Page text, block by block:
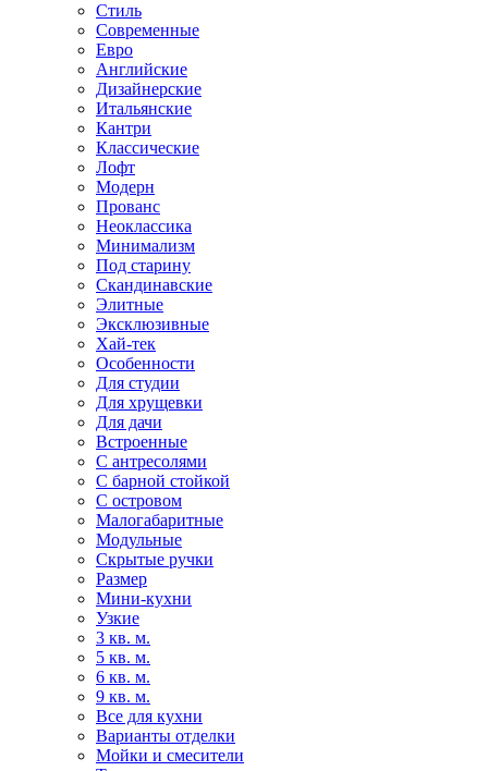
Стиль
Современные
Евро
Английские
Дизайнерские
Итальянские
Кантри
Классические
Лофт
Модерн
Прованс
Неоклассика
Минимализм
Под старину
Скандинавские
Элитные
Эксклюзивные
Хай-тек
Особенности
Для студии
Для хрущевки
Для дачи
Встроенные
С антресолями
С барной стойкой
С островом
Малогабаритные
Модульные
Скрытые ручки
Размер
Мини-кухни
Узкие
3 кв. м.
5 кв. м.
6 кв. м.
9 кв. м.
Все для кухни
Варианты отделки
Мойки и смесители